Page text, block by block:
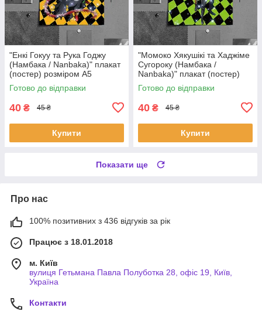
"Енкі Гокуу та Рука Годжу
(Намбака / Nanbaka)" плакат
(постер) розміром А5
(14х20см)
Готово до відправки
40 ₴ 45 ₴
Купити
"Момоко Хякушікі та Хаджіме
Сугороку (Намбака /
Nanbaka)" плакат (постер)
розміром А5 (14х20см)
Готово до відправки
40 ₴ 45 ₴
Купити
Показати ще
Про нас
100% позитивних з 436 відгуків за рік
Працює з 18.01.2018
м. Київ
вулиця Гетьмана Павла Полуботка 28, офіс 19, Київ,
Україна
Контакти